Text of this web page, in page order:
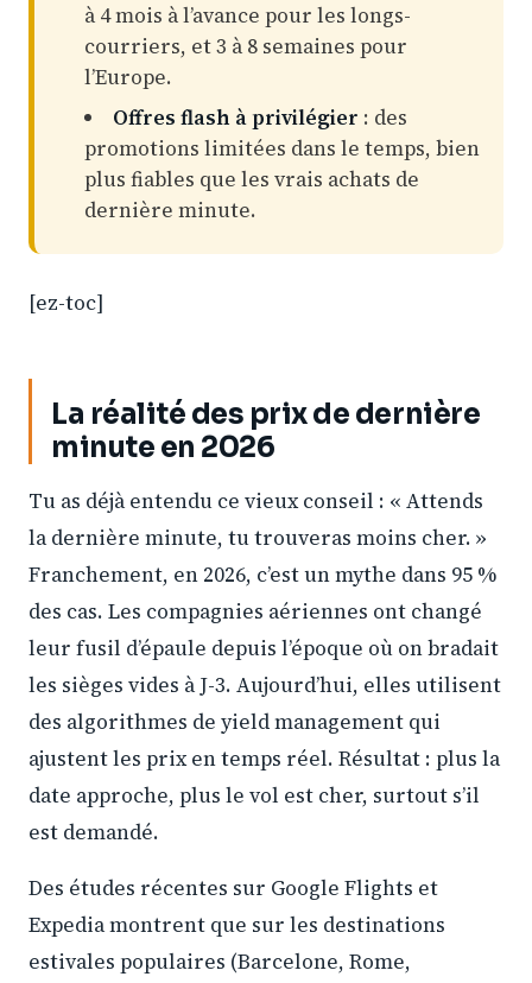
à 4 mois à l’avance pour les longs-
courriers, et 3 à 8 semaines pour
l’Europe.
Offres flash à privilégier : des
promotions limitées dans le temps, bien
plus fiables que les vrais achats de
dernière minute.
[ez-toc]
La réalité des prix de dernière
minute en 2026
Tu as déjà entendu ce vieux conseil : « Attends
la dernière minute, tu trouveras moins cher. »
Franchement, en 2026, c’est un mythe dans 95 %
des cas. Les compagnies aériennes ont changé
leur fusil d’épaule depuis l’époque où on bradait
les sièges vides à J-3. Aujourd’hui, elles utilisent
des algorithmes de yield management qui
ajustent les prix en temps réel. Résultat : plus la
date approche, plus le vol est cher, surtout s’il
est demandé.
Des études récentes sur Google Flights et
Expedia montrent que sur les destinations
estivales populaires (Barcelone, Rome,